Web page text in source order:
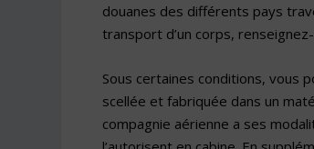
douanes des différents pays
transport d’un corps,
Sous certaines conditions, vous
scellée et fabriquée dans un
compagnie aérienne a ses